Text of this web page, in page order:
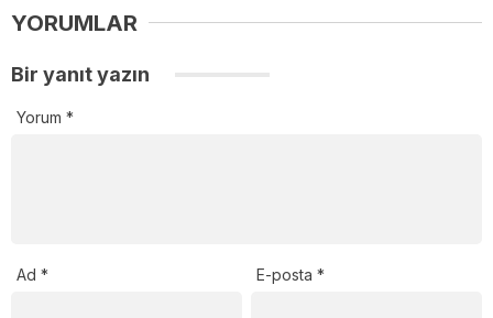
YORUMLAR
Bir yanıt yazın
Yorum *
Ad * E-posta*